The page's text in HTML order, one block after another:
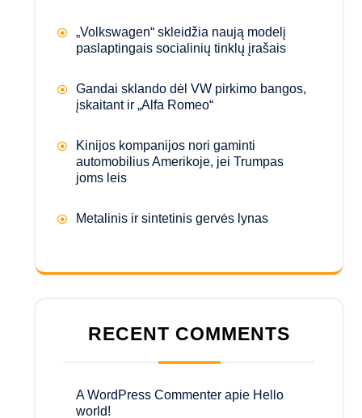
„Volkswagen“ skleidžia naują modelį
paslaptingais socialinių tinklų įrašais
Gandai sklando dėl VW pirkimo bangos,
įskaitant ir „Alfa Romeo“
Kinijos kompanijos nori gaminti
automobilius Amerikoje, jei Trumpas
joms leis
Metalinis ir sintetinis gervės lynas
RECENT COMMENTS
A WordPress Commenter apie Hello
world!